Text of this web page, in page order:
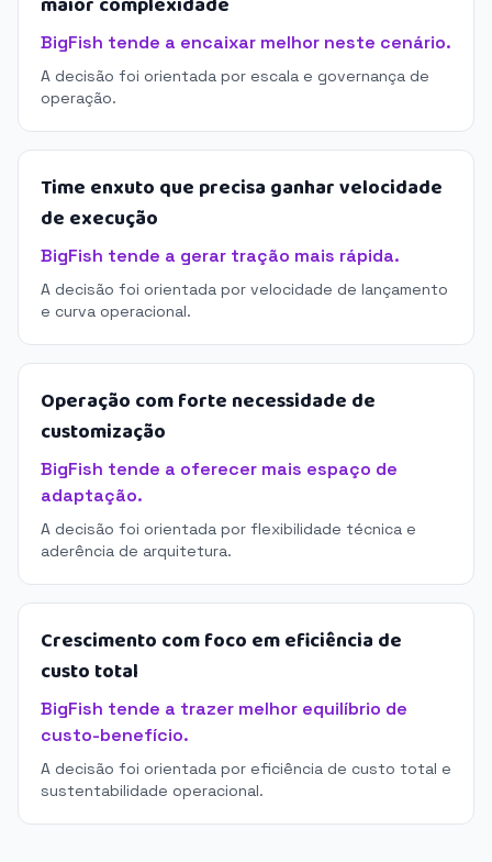
BigFish tende a encaixar melhor neste cenário.
A decisão foi orientada por escala e governança de
operação.
Time enxuto que precisa ganhar velocidade
de execução
BigFish tende a gerar tração mais rápida.
A decisão foi orientada por velocidade de lançamento
e curva operacional.
Operação com forte necessidade de
customização
BigFish tende a oferecer mais espaço de
adaptação.
A decisão foi orientada por flexibilidade técnica e
aderência de arquitetura.
Crescimento com foco em eficiência de
custo total
BigFish tende a trazer melhor equilíbrio de
custo-benefício.
A decisão foi orientada por eficiência de custo total e
sustentabilidade operacional.